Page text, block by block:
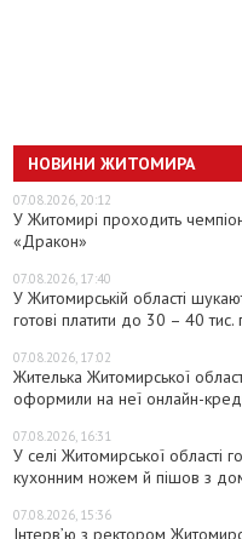
НОВИНИ ЖИТОМИРА
07.08.2026, 20:12
У Житомирі проходить
«Дракон»
07.08.2026, 17:40
У Житомирській області
готові платити до 30 – 40 тис.
07.08.2026, 17:02
Жителька Житомирської
оформили на неї онлайн-
07.08.2026, 16:31
У селі Житомирської області
кухонним ножем й пішов з
07.08.2026, 15:36
Інтерв’ю з ректором